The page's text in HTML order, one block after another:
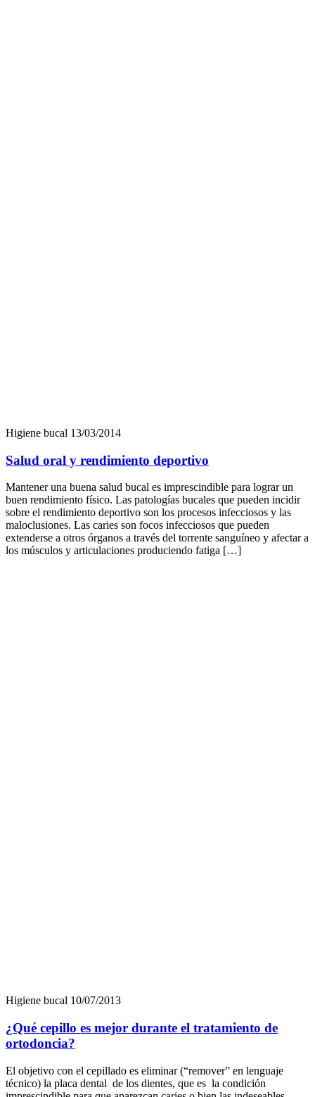
Higiene bucal 13/03/2014
Salud oral y rendimiento deportivo
Mantener una buena salud bucal es imprescindible para lograr un
buen rendimiento físico. Las patologías bucales que pueden incidir
sobre el rendimiento deportivo son los procesos infecciosos y las
maloclusiones. Las caries son focos infecciosos que pueden
extenderse a otros órganos a través del torrente sanguíneo y afectar a
los músculos y articulaciones produciendo fatiga […]
Higiene bucal 10/07/2013
¿Qué cepillo es mejor durante el tratamiento de
ortodoncia?
El objetivo con el cepillado es eliminar (“remover” en lenguaje
técnico) la placa dental de los dientes, que es la condición